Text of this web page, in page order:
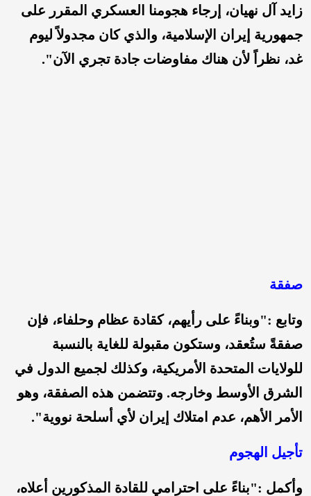
زايد آل نهيان، إرجاء هجومنا العسكري المقرر على
جمهورية إيران الإسلامية، والذي كان مجدولاً ليوم
غد، نظراً لأن هناك مفاوضات جادة تجري الآن".
صفقة
وتابع :"وبناءً على رأيهم، كقادة عظام وحلفاء، فإن
صفقةً ستُعقد، وستكون مقبولة للغاية بالنسبة
للولايات المتحدة الأمريكية، وكذلك لجميع الدول في
الشرق الأوسط وخارجه. وتتضمن هذه الصفقة، وهو
الأمر الأهم، عدم امتلاك إيران لأي أسلحة نووية".
تأجيل الهجوم
وأكمل :"بناءً على احترامي للقادة المذكورين أعلاه،